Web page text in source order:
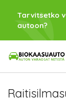
Tarvitsetko
autoon?